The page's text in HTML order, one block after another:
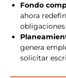
Fondo
ahora
genera
solicitar